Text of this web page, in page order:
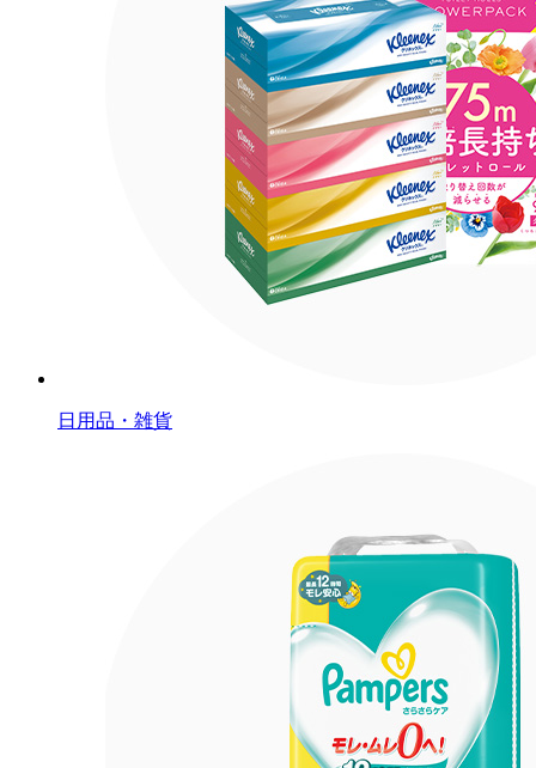
日用品・雑貨